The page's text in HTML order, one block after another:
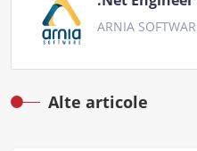
ARNIA
Alte articole